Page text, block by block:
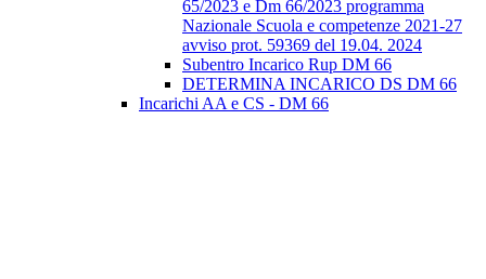
65/2023 e Dm 66/2023 programma
Nazionale Scuola e competenze 2021-27
avviso prot. 59369 del 19.04. 2024
Subentro Incarico Rup DM 66
DETERMINA INCARICO DS DM 66
Incarichi AA e CS - DM 66